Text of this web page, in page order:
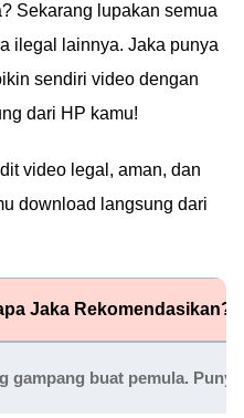
Sekarang lupakan semua
ilegal lainnya. Jaka punya
sendiri video dengan
dari HP kamu!
video legal, aman, dan
download langsung dari
Jaka Rekomendasikan?
gampang buat pemula.